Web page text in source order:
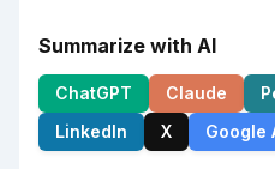
Summarize with AI
ChatGPT Claude
LinkedIn
X Google